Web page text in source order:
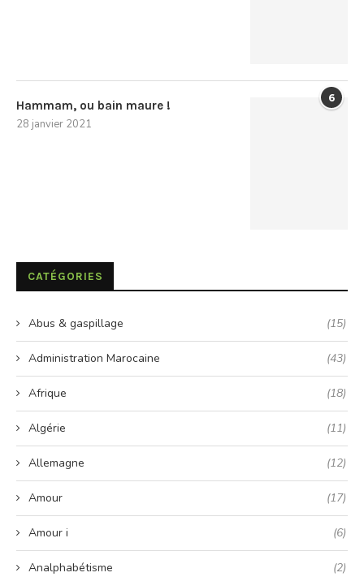
6
Hammam, ou bain maure !
28 janvier 2021
CATÉGORIES
Abus & gaspillage (15)
Administration Marocaine (43)
Afrique (18)
Algérie (11)
Allemagne (12)
Amour (17)
Amour i (6)
Analphabétisme (2)